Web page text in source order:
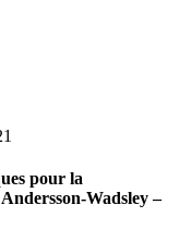
pour la
Wadsley –